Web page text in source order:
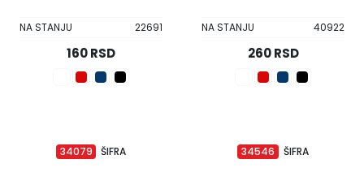
NA STANJU 22691
160 RSD
NA STANJU 40922
260 RSD
ŠIFRA
34079 ŠIFRA
34546